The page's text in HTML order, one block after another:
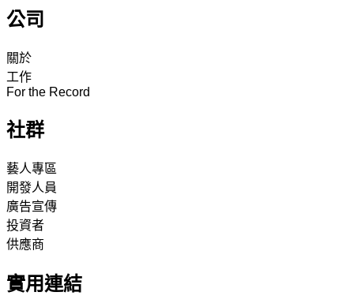
公司
關於
工作
For the Record
社群
藝人專區
開發人員
廣告宣傳
投資者
供應商
實用連結